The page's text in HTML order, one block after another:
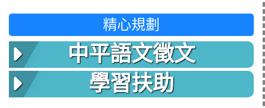
精心規劃
中平語文徵文
學習扶助